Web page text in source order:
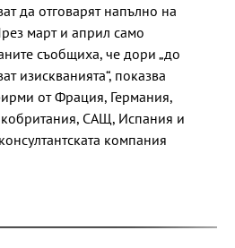
да отговарят напълно на
март и април само
съобщиха, че дори „до
изискванията“, показва
от Фрация, Германия,
САЩ, Испания и
компания